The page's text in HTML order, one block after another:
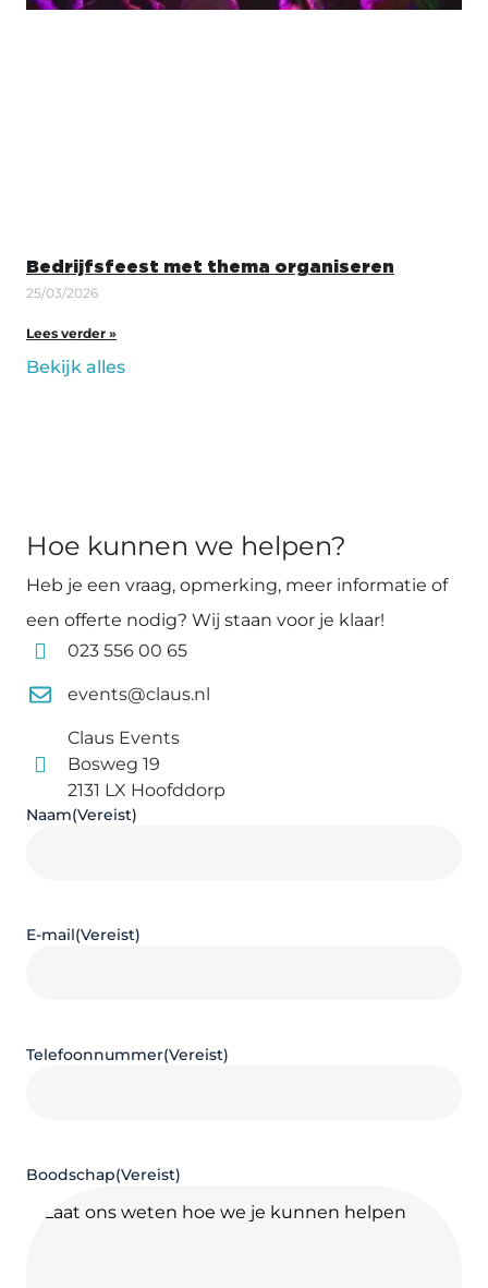
Bedrijfsfeest met thema organiseren
25/03/2026
Lees verder »
Bekijk alles
Hoe kunnen we helpen?
Heb je een vraag, opmerking, meer informatie of
een offerte nodig? Wij staan voor je klaar!
023 556 00 65
events@claus.nl
Claus Events
Bosweg 19
2131 LX Hoofddorp
Naam(Vereist)
E-mail(Vereist)
Telefoonnummer(Vereist)
Boodschap(Vereist)